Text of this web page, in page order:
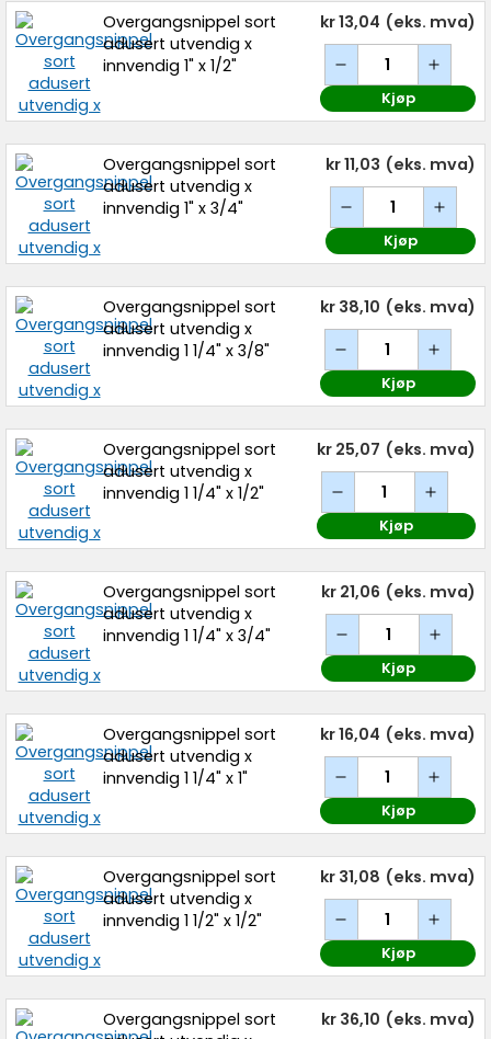
Overgangsnippel sort
adusert utvendig x
innvendig 1" x 1/2"
kr 13,04 (eks. mva)
Kjøp
Overgangsnippel sort
adusert utvendig x
innvendig 1" x 3/4"
kr 11,03 (eks. mva)
Kjøp
Overgangsnippel sort
adusert utvendig x
innvendig 1 1/4" x 3/8"
kr 38,10 (eks. mva)
Kjøp
Overgangsnippel sort
adusert utvendig x
innvendig 1 1/4" x 1/2"
kr 25,07 (eks. mva)
Kjøp
Overgangsnippel sort
adusert utvendig x
innvendig 1 1/4" x 3/4"
kr 21,06 (eks. mva)
Kjøp
Overgangsnippel sort
adusert utvendig x
innvendig 1 1/4" x 1"
kr 16,04 (eks. mva)
Kjøp
Overgangsnippel sort
adusert utvendig x
innvendig 1 1/2" x 1/2"
kr 31,08 (eks. mva)
Kjøp
Overgangsnippel sort
kr 36,10 (eks. mva)